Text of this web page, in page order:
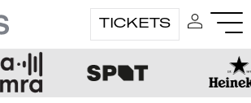
TICKETS